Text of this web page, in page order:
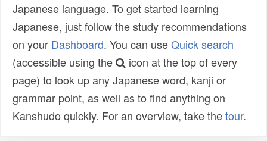
Japanese language. To get started learning
Japanese, just follow the study recommendations
on your Dashboard. You can useQuick search
(accessible using the
icon at the top of every
page) to look up any Japanese word, kanji or
grammar point, as well as to find anything on
Kanshudo quickly. For an overview, take thetour.